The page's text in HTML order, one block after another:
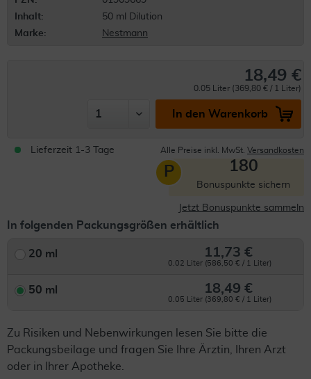
Inhalt:
50 ml Dilution
Marke:
Nestmann
18,49 €
0.05 Liter (369,80 € / 1 Liter)
In den Warenkorb
Lieferzeit 1-3 Tage Alle Preise inkl. MwSt. Versandkosten
P 180
Bonuspunkte sichern
Jetzt Bonuspunkte sammeln
In folgenden Packungsgrößen erhältlich
20 ml 11,73 €
0.02 Liter (586,50 € / 1 Liter)
50 ml 18,49 €
0.05 Liter (369,80 € / 1 Liter)
Zu Risiken und Nebenwirkungen lesen Sie bitte die
Packungsbeilage und fragen Sie Ihre Ärztin, Ihren Arzt
oder in Ihrer Apotheke.